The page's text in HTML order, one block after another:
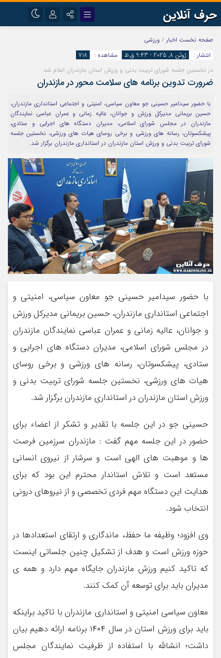
حرف آنلاین
اینستاگرام
آپارات
رمز عبور
مرا به خاطر بسپار
صفحه نخست اخبار / ورزشی
انتشار :
ژوئن 8, 2025 - 9:43 ق.ظ مشاهده :
718
در نخستین جلسه شورای تربیت بدنی و ورزش استان مازندران اعلام شد
ضرورت تدوین برنامه های سلامت محور در مازندران
با حضور سیدامیر حسینی جو معاون سیاسی، امنیتی و اجتماعی استانداری مازندران،
حسین بریمانی مدیرکل ورزش و جوانان، عالیه زمانی و عمران عباسی نمایندگان
مازندران در مجلس شورای اسلامی، مدیران دستگاه های اجرایی و ستادی،
پیشکسوتان، رسانه های ورزشی و برخی روسای هیات های ورزشی، نخستین جلسه
شورای تربیت بدنی و ورزش استان مازندران در استانداری مازندران برگزار شد.
با حضور سیدامیر حسینی جو معاون سیاسی، امنیتی و
اجتماعی استانداری مازندران، حسین بریمانی مدیرکل ورزش
و جوانان، عالیه زمانی و عمران عباسی نمایندگان مازندران
در مجلس شورای اسلامی، مدیران دستگاه های اجرایی و
ستادی، پیشکسوتان، رسانه های ورزشی و برخی روسای
هیات های ورزشی، نخستین جلسه شورای تربیت بدنی و
ورزش استان مازندران در استانداری مازندران برگزار شد.
حسینی جو در این جلسه با تقدیر و تشکر از اعضاء برای
حضور در این جلسه مهم گفت : مازندران سرزمین فرصت
ها و موهبت های الهی است و سرشار از نیروی انسانی
مستعد است و تلاش استاندار محترم این بود که برای
هدایت این دستگاه مهم فردی تخصصی و از نیروهای درونی
انتخاب شود.
وی افزود؛ وظیفه ما حفظ، ماندگاری و ارتقای استعدادها در
حوزه ورزش است و هدف از تشکیل چنین جلساتی اینست
که تاکید کنیم ورزش مازندران جایگاه مهم دارد و همه ی
مدیران باید برای توسعه آن کمک کنند.
معاون سیاسی امنیتی و استانداری مازندران با تاکید براینکه
باید برای ورزش استان در سال ۱۴۰۴ برنامه ارائه دهیم بیان
داشت؛ انشالله با استفاده از ظرفیت نمایندگان مجلس